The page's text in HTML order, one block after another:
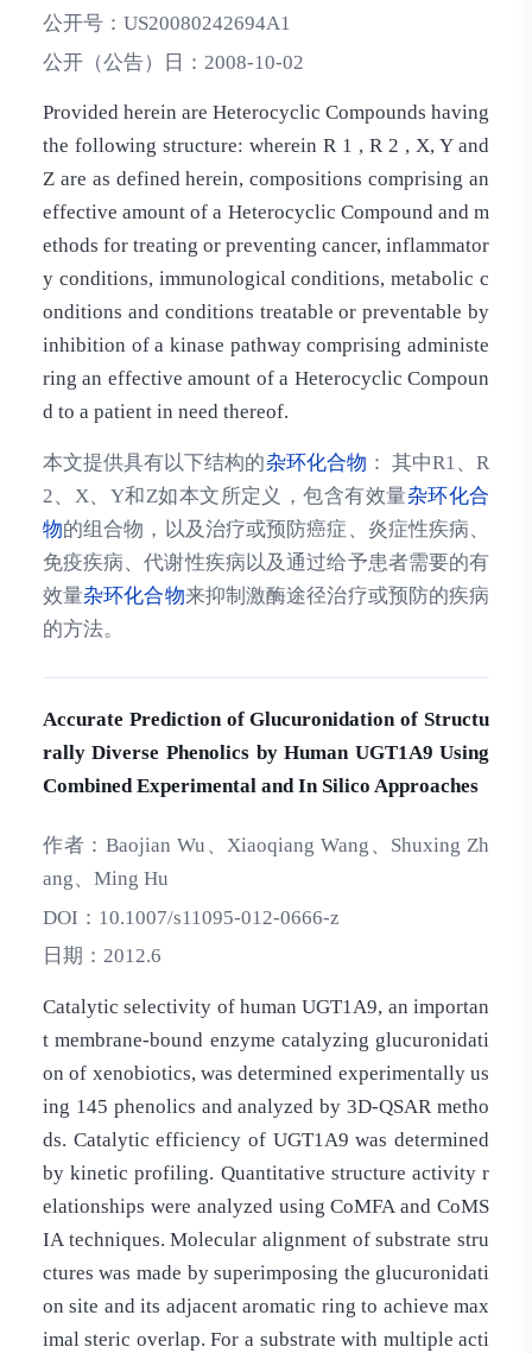
公开号： US20080242694A1
公开（公告）日： 2008-10-02
Provided herein are Heterocyclic Compounds having
the following structure: wherein R 1 , R 2 , X, Y and
Z are as defined herein, compositions comprising an
effective amount of a Heterocyclic Compound and m
ethods for treating or preventing cancer, inflammator
y conditions, immunological conditions, metabolic c
onditions and conditions treatable or preventable by
inhibition of a kinase pathway comprising administe
ring an effective amount of a Heterocyclic Compoun
d to a patient in need thereof.
本文提供具有以下结构的杂环化合物 ： 其中R1、R
2、X、Y和Z如本文所定义，包含有效量杂环化合
物的组合物，以及治疗或预防癌症、炎症性疾病、
免疫疾病、代谢性疾病以及通过给予患者需要的有
效量杂环化合物来抑制激酶途径治疗或预防的疾病
的方法。
Accurate Prediction of Glucuronidation of Structu
rally Diverse Phenolics by Human UGT1A9 Using
Combined Experimental and In Silico Approaches
作者：Baojian Wu、Xiaoqiang Wang、Shuxing Zh
ang、Ming Hu
DOI： 10.1007/s11095-012-0666-z
日期： 2012.6
Catalytic selectivity of human UGT1A9, an importan
t membrane-bound enzyme catalyzing glucuronidati
on of xenobiotics, was determined experimentally us
ing 145 phenolics and analyzed by 3D-QSAR metho
ds. Catalytic efficiency of UGT1A9 was determined
by kinetic profiling. Quantitative structure activity r
elationships were analyzed using CoMFA and CoMS
IA techniques. Molecular alignment of substrate stru
ctures was made by superimposing the glucuronidati
on site and its adjacent aromatic ring to achieve max
imal steric overlap. For a substrate with multiple acti